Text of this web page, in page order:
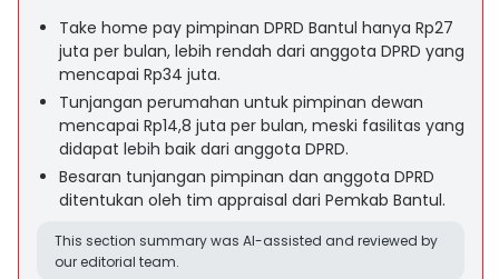
Take home pay pimpinan DPRD Bantul hanya Rp27
juta per bulan, lebih rendah dari anggota DPRD yang
mencapai Rp34 juta.
Tunjangan perumahan untuk pimpinan dewan
mencapai Rp14,8 juta per bulan, meski fasilitas yang
didapat lebih baik dari anggota DPRD.
Besaran tunjangan pimpinan dan anggota DPRD
ditentukan oleh tim appraisal dari Pemkab Bantul.
This section summary was AI-assisted and reviewed by
our editorial team.